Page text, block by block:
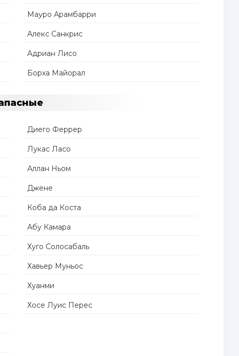
Мауро Арамбарри
Алекс Санкрис
Адриан Лисо
Борха Майорал
Диего Феррер
Лукас Ласо
Аллан Ньом
Джене
Коба да Коста
Абу Камара
Хуго Солосабаль
Хавьер Муньос
Хуанми
Хосе Луис Перес